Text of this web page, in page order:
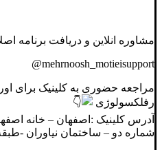
مشاوره انلاین و دریافت برنامه
@mehrnoosh_motieisupport
مراجعه حضوری به کلینیک برای
رفلکسولوژی
آدرس کلینیک : اصفهان – خانه
شماره دو – ساختمان نیاوران -